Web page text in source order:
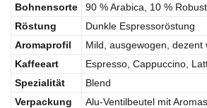
Bohnensorte
90 % Arabica, 10 %
Röstung
Dunkle Espressoröstung
Aromaprofil
Mild, ausgewogen, dezent
Kaffeeart
Espresso, Cappuccino,
Spezialität
Blend
Verpackung
Alu-Ventilbeutel mit